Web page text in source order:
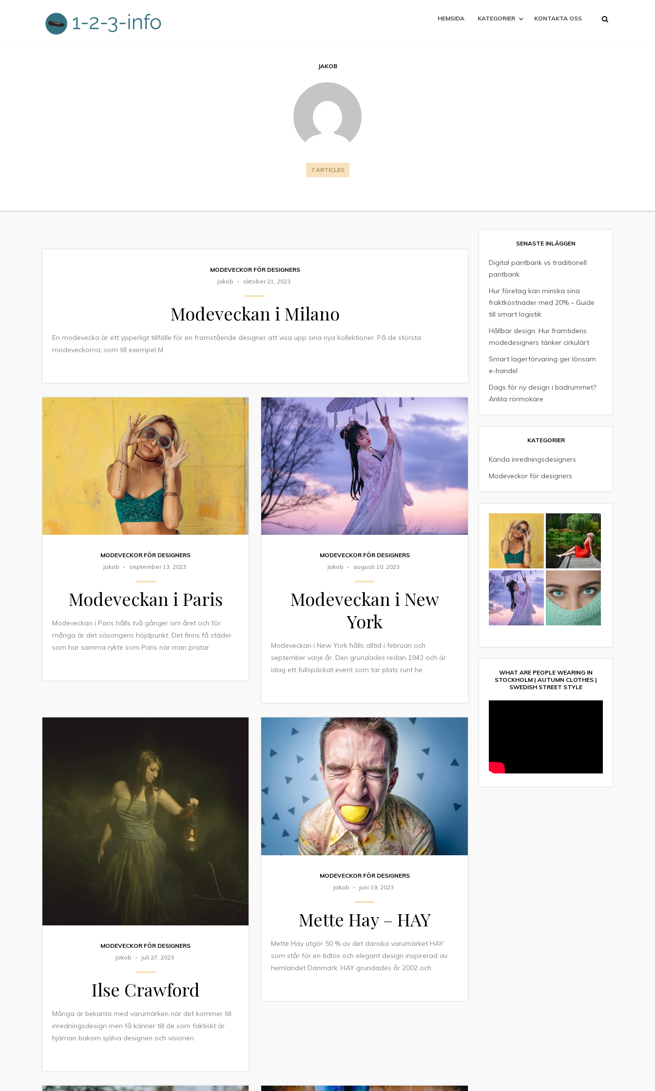
HEMSIDA KATEGORIER KONTAKTA OSS
JAKOB
7 ARTICLES
MODEVECKOR FÖR DESIGNERS
Jakob
oktober 21, 2023
Modeveckan i Milano
En modevecka är ett ypperligt tillfälle för en framstående designer att visa upp sina nya kollektioner. På de största
modeveckorna, som till exempel M
MODEVECKOR FÖR DESIGNERS
Jakob
september 13, 2023
Modeveckan i Paris
Modeveckan i Paris hålls två gånger om året och för
många är det säsongens höjdpunkt. Det finns få städer
som har samma rykte som Paris när man pratar
MODEVECKOR FÖR DESIGNERS
Jakob
augusti 10, 2023
Modeveckan i New
York
Modeveckan i New York hålls alltid i februari och
september varje år. Den grundades redan 1943 och är
idag ett fullspäckat event som tar plats runt he
MODEVECKOR FÖR DESIGNERS
Jakob
juli 27, 2023
Ilse Crawford
Många är bekanta med varumärken när det kommer till
inredningsdesign men få känner till de som faktiskt är
hjärnan bakom själva designen och visionen.
MODEVECKOR FÖR DESIGNERS
Jakob
juni 19, 2023
Mette Hay – HAY
Mette Hay utgör 50 % av det danska varumärket HAY
som står för en tidlös och elegant design inspirerad av
hemlandet Danmark. HAY grundades år 2002 och
SENASTE INLÄGGEN
Digital pantbank vs traditionell
pantbank
Hur företag kan minska sina
fraktkostnader med 20% – Guide
till smart logistik
Hållbar design: Hur framtidens
modedesigners tänker cirkulärt
Smart lagerförvaring ger lönsam
e-handel
Dags för ny design i badrummet?
Anlita rörmokare
KATEGORIER
Kända inredningsdesigners
Modeveckor för designers
WHAT ARE PEOPLE WEARING IN
STOCKHOLM | AUTUMN CLOTHES |
SWEDISH STREET STYLE